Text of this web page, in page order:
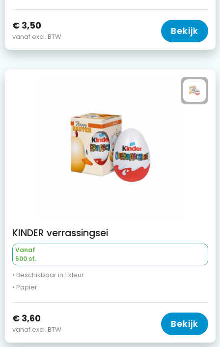
€ 3,50
vanaf excl. BTW Bekijk
KINDER verrassingsei
Vanaf
500 st.
• Beschikbaar in 1 kleur
• Papier
€ 3,60
vanaf excl. BTW Bekijk